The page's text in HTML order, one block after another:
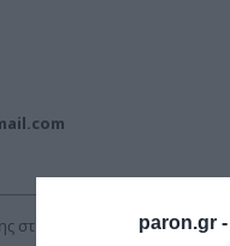
paron.gr -
στήλης “ΥΠΟΥΡΓΕΙΟ